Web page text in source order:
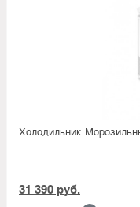
Холодильник
31 390 руб.